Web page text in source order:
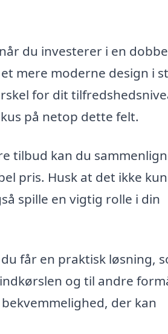
du investerer i en
mere moderne design i
for dit
på netop dette felt.
tilbud kan du
pris. Husk at det ikke kun
spille en vigtig rolle i din
får en praktisk løsning,
og til andre
der kan